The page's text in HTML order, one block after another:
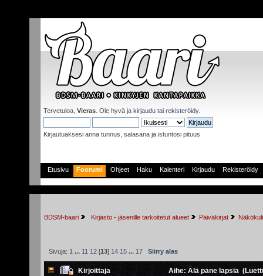
Tervetuloa, Vieras . Ole hyvä ja kirjaudu tai rekisteröidy.
Kirjautuaksesi anna tunnus, salasana ja istuntosi pituus
Etusivu Foorumi Ohjeet Haku Kalenteri Kirjaudu Rekisteröidy
BDSM-baari Kirjasto - jäsenille tarkoitetut alueet Päiväkirjat
Sivuja: 1 ... 11 12[13] 14 15 ... 17 Siirry alas
Kirjoittaja Aihe: Älä pane lapsia